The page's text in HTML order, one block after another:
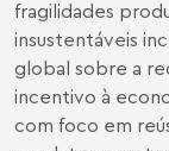
fragilidades
insustentáveis
global sobre a
incentivo à
com foco em